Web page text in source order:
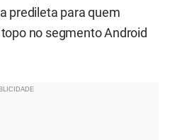
predileta para quem
no segmento Android